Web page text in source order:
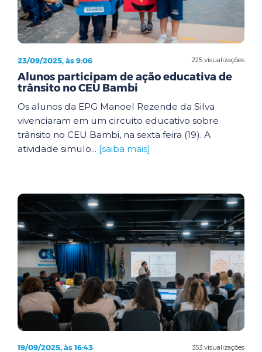
225 visualizações
23/09/2025, às 9:06
Alunos participam de ação educativa de
trânsito no CEU Bambi
Os alunos da EPG Manoel Rezende da Silva
vivenciaram em um circuito educativo sobre
trânsito no CEU Bambi, na sexta feira (19). A
atividade simulo... [saiba mais]
353 visualizações
19/09/2025, às 16:43